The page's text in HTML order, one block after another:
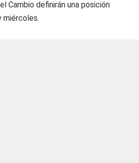
Cambio definirán una posición
miércoles.